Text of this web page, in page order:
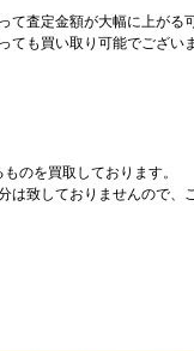
査定金額が大幅に上がる
も買い取り可能でございま
のを買取しております。
致しておりませんので、